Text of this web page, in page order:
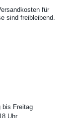
für
sind freibleibend.
bis Freitag
Uhr